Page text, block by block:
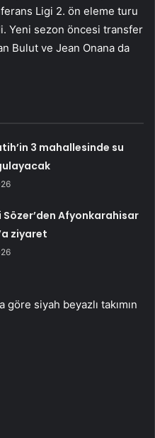
Ligi 2. ön eleme turu
Yeni sezon öncesi transfer
Bulut ve Jean Onana da
3 mahallesinde su
Sözer’den Afyonkarahisar
ziyaret
göre siyah beyazlı takımın